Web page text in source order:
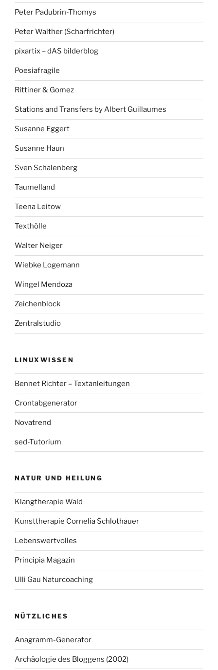
Peter Padubrin-Thomys
Peter Walther (Scharfrichter)
pixartix – dAS bilderblog
Poesiafragile
Rittiner & Gomez
Stations and Transfers by Albert Guillaumes
Susanne Eggert
Susanne Haun
Sven Schalenberg
Taumelland
Teena Leitow
Texthölle
Walter Neiger
Wiebke Logemann
Wingel Mendoza
Zeichenblock
Zentralstudio
LINUXWISSEN
Bennet Richter – Textanleitungen
Crontabgenerator
Novatrend
sed-Tutorium
NATUR UND HEILUNG
Klangtherapie Wald
Kunsttherapie Cornelia Schlothauer
Lebenswertvolles
Principia Magazin
Ulli Gau Naturcoaching
NÜTZLICHES
Anagramm-Generator
Archäologie des Bloggens (2002)